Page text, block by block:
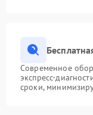
Современное
экспресс-
сроки,